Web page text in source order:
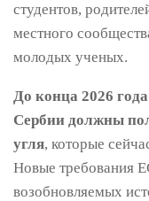
студентов,
местного
молодых ученых.
До конца 2026
Сербии должны
угля, которые
Новые требования
возобновляемых